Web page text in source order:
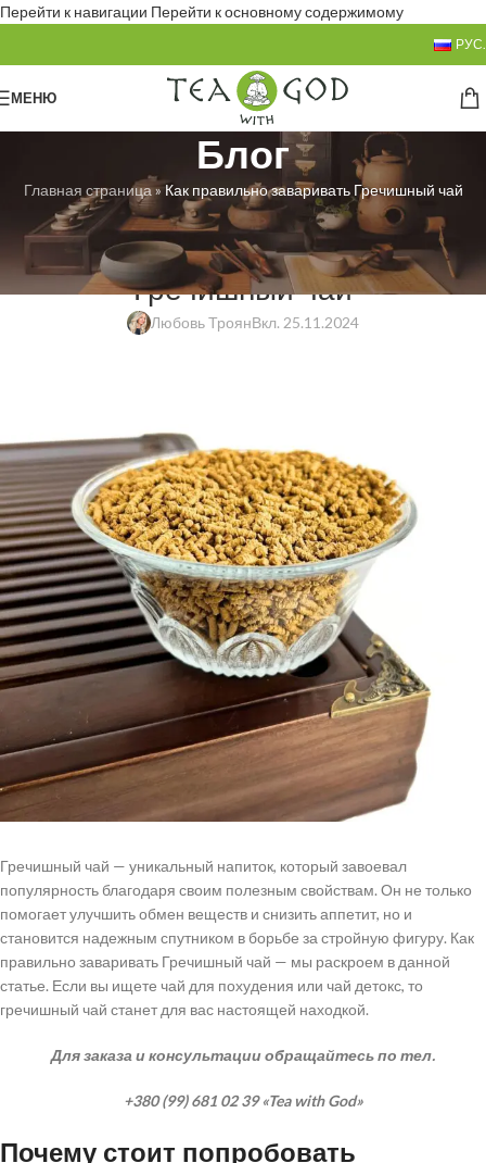
Перейти к навигации Перейти к основному содержимому
РУС.
МЕНЮ
Блог
Главная страница»Как правильно заваривать Гречишный чай
БЕЗ РУБРИКИ
Как правильно заваривать
Гречишный чай
Любовь ТроянВкл. 25.11.2024
Гречишный чай — уникальный напиток, который завоевал
популярность благодаря своим полезным свойствам. Он не только
помогает улучшить обмен веществ и снизить аппетит, но и
становится надежным спутником в борьбе за стройную фигуру. Как
правильно заваривать Гречишный чай — мы раскроем в данной
статье. Если вы ищете чай для похудения или чай детокс, то
гречишный чай станет для вас настоящей находкой.
Для заказа и консультации обращайтесь по тел.
+380 (99) 681 02 39 «Tea with God»
Почему стоит попробовать